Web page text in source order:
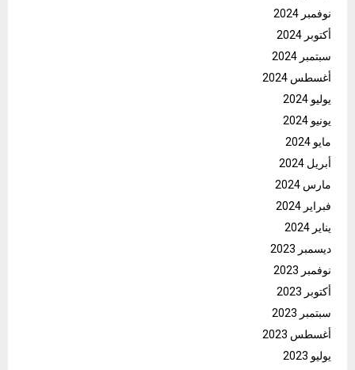
نوفمبر 2024
أكتوبر 2024
سبتمبر 2024
أغسطس 2024
يوليو 2024
يونيو 2024
مايو 2024
أبريل 2024
مارس 2024
فبراير 2024
يناير 2024
ديسمبر 2023
نوفمبر 2023
أكتوبر 2023
سبتمبر 2023
أغسطس 2023
يوليو 2023